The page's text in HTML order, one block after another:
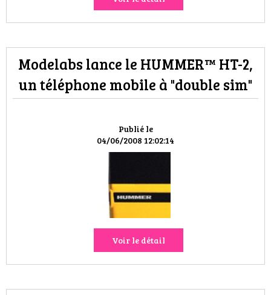
Publié le
04/06/2008 12:02:14
Modelabs lance le HUMMER™ HT-2,
un téléphone mobile à "double sim"
Voir le détail